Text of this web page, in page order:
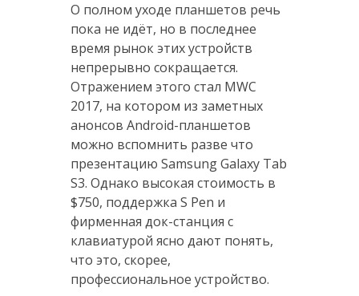
О полном уходе планшетов речь
пока не идёт, но в последнее
время рынок этих устройств
непрерывно сокращается.
Отражением этого стал MWC
2017, на котором из заметных
анонсов Android-планшетов
можно вспомнить разве что
презентацию Samsung Galaxy Tab
S3. Однако высокая стоимость в
$750, поддержка S Pen и
фирменная док-станция с
клавиатурой ясно дают понять,
что это, скорее,
профессиональное устройство.